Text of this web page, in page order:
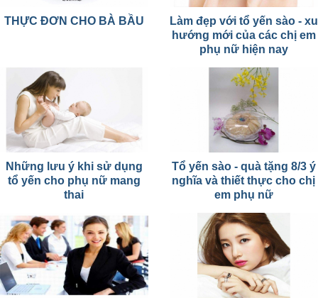
THỰC ĐƠN CHO BÀ BẦU
Làm đẹp với tổ yến sào - xu
hướng mới của các chị em
phụ nữ hiện nay
Những lưu ý khi sử dụng
tổ yến cho phụ nữ mang
thai
Tổ yến sào - quà tặng 8/3 ý
nghĩa và thiết thực cho chị
em phụ nữ